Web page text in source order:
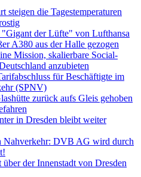
steigen die Tagestemperaturen
der Lüfte" von Lufthansa
A380 aus der Halle gezogen
Mission, skalierbare Social-
anzubieten
für Beschäftigte im
(SPNV)
zurück aufs Gleis gehoben
in Dresden bleibt weiter
Nahverkehr: DVB AG wird durch
der Innenstadt von Dresden